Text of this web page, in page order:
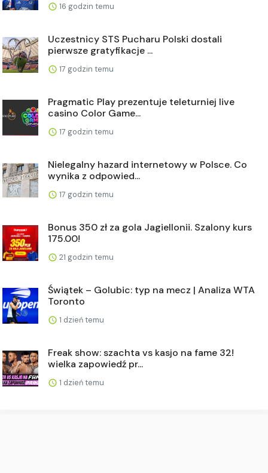
16 godzin temu
Uczestnicy STS Pucharu Polski dostali
pierwsze gratyfikacje ...
17 godzin temu
Pragmatic Play prezentuje teleturniej live
casino Color Game...
17 godzin temu
Nielegalny hazard internetowy w Polsce. Co
wynika z odpowied...
17 godzin temu
Bonus 350 zł za gola Jagiellonii. Szalony kurs
175.00!
21 godzin temu
Świątek – Golubic: typ na mecz | Analiza WTA
Toronto
1 dzień temu
Freak show: szachta vs kasjo na fame 32!
wielka zapowiedź pr...
1 dzień temu